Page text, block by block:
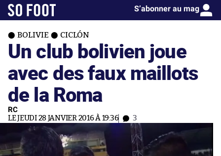
S’abonner au mag
BOLIVIE CICLÓN
Un club bolivien joue
avec des faux maillots
de la Roma
RC
LE JEUDI 28 JANVIER 2016 À 19:36 3